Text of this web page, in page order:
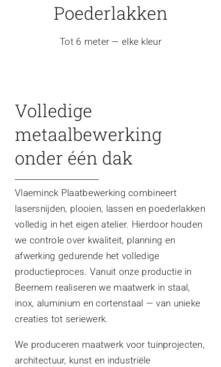
Poederlakken
Tot 6 meter — elke kleur
Volledige
metaalbewerking
onder één dak
Vlaeminck Plaatbewerking combineert
lasersnijden, plooien, lassen en poederlakken
volledig in het eigen atelier. Hierdoor houden
we controle over kwaliteit, planning en
afwerking gedurende het volledige
productieproces. Vanuit onze productie in
Beernem realiseren we maatwerk in staal,
inox, aluminium en cortenstaal — van unieke
creaties tot seriewerk.
We produceren maatwerk voor tuinprojecten,
architectuur, kunst en industriële